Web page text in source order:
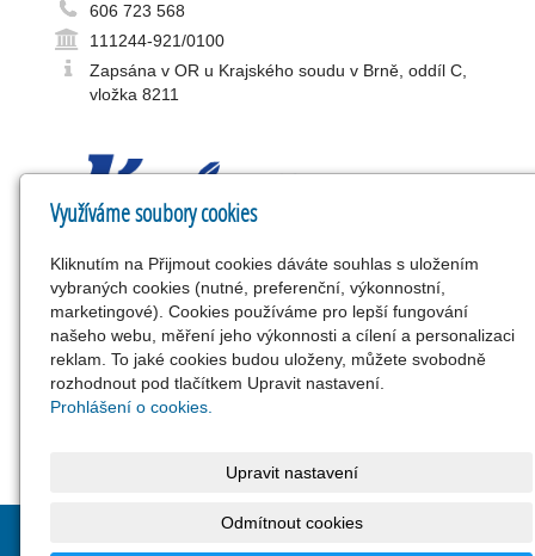
606 723 568
111244-921/0100
Zapsána v OR u Krajského soudu v Brně, oddíl C,
vložka 8211
Firma Zlínterm, spol. s r.o. vznikla v roce 1992 a má
dlouholeté zkušenosti v oblasti energetiky a zabývá se
především montáží průmyslových rozvodů (horkovody,
teplovody, parovody, kondenzáty, požární vodovody,
rozvody vzduchu), montáží výměníkových stanic,
kotelen, kogeneračních jednotek, zdravotních instalací,
Zlínterm, spol. s r.o. | Nastavení cookies
Využíváme soubory cookies
Kliknutím na Přijmout cookies dáváte souhlas s uložením
vybraných cookies (nutné, preferenční, výkonnostní,
marketingové). Cookies používáme pro lepší fungování
našeho webu, měření jeho výkonnosti a cílení a personalizaci
reklam. To jaké cookies budou uloženy, můžete svobodně
rozhodnout pod tlačítkem Upravit nastavení.
Prohlášení o cookies.
Upravit nastavení
Odmítnout cookies